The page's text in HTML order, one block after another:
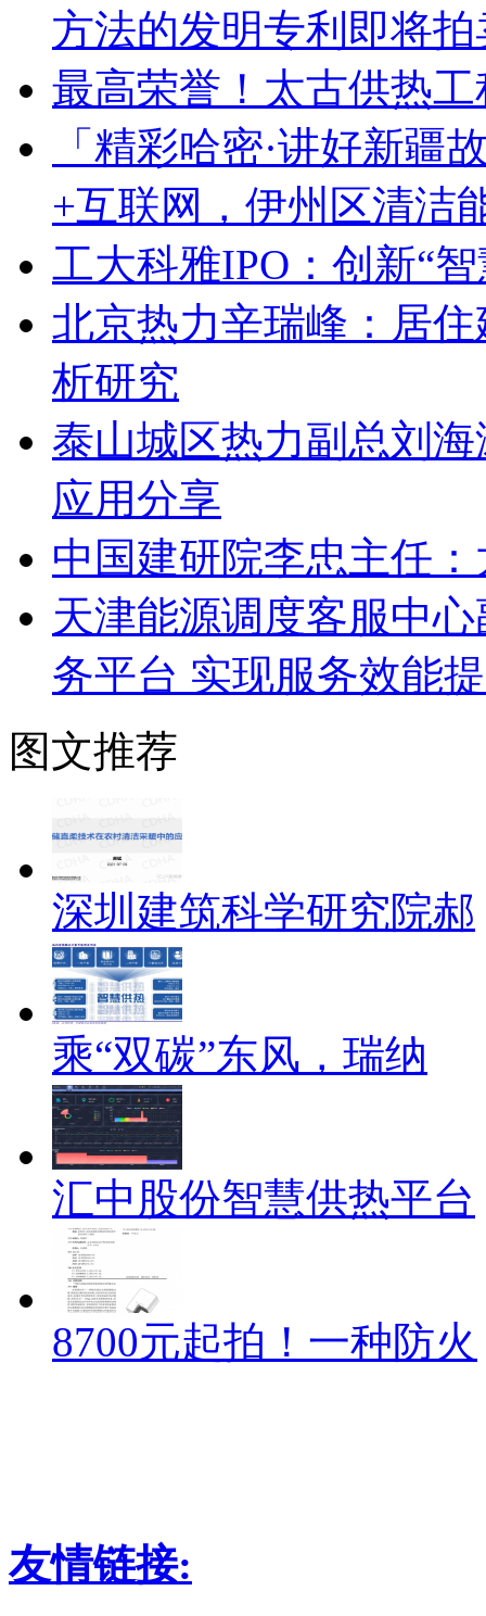
方法的发明专利即将拍
最高荣誉！太古供热
「精彩哈密·讲好新疆
+互联网，伊州区清洁
工大科雅IPO：创新“
北京热力辛瑞峰：居
析研究
泰山城区热力副总刘
应用分享
中国建研院李忠主任
天津能源调度客服中
务平台 实现服务效能
图文推荐
深圳建筑科学研究院郝
乘“双碳”东风，瑞纳
汇中股份智慧供热平台
8700元起拍！一种防火
友情链接: